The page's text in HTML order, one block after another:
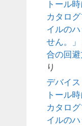
トール
カタロ
イルの
せん。
合の回
り
デバイ
トール
カタロ
イルの